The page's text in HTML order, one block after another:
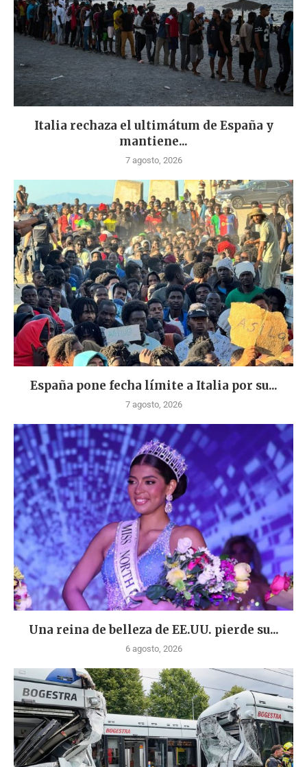
Italia rechaza el ultimátum de España y
mantiene...
7 agosto, 2026
España pone fecha límite a Italia por su...
7 agosto, 2026
Una reina de belleza de EE.UU. pierde su...
6 agosto, 2026